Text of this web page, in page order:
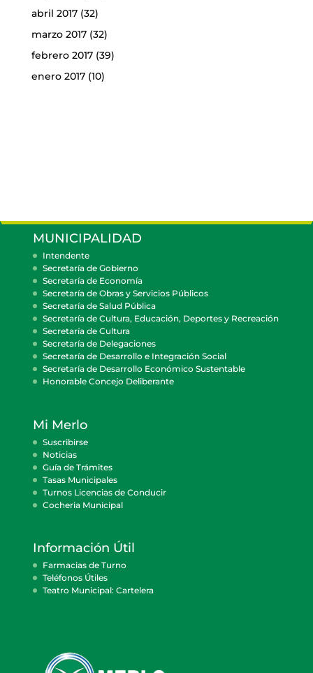
abril 2017(32)
marzo 2017(32)
febrero 2017(39)
enero 2017(10)
MUNICIPALIDAD
Intendente
Secretaría de Gobierno
Secretaría de Economía
Secretaría de Obras y Servicios Públicos
Secretaría de Salud Pública
Secretaría de Cultura, Educación, Deportes y Recreación
Secretaría de Cultura
Secretaría de Delegaciones
Secretaría de Desarrollo e Integración Social
Secretaría de Desarrollo Económico Sustentable
Honorable Concejo Deliberante
Mi Merlo
Suscribirse
Noticias
Guía de Trámites
Tasas Municipales
Turnos Licencias de Conducir
Cocheria Municipal
Información Útil
Farmacias de Turno
Teléfonos Útiles
Teatro Municipal: Cartelera